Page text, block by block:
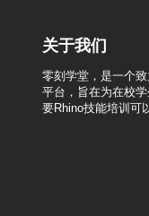
关于我们
零刻学堂，是一个
平台，旨在为在校
要Rhino技能培训可